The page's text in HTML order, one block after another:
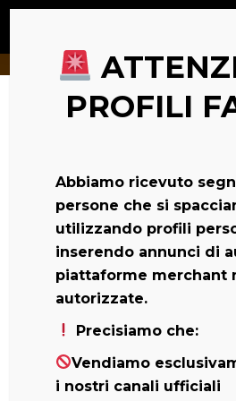
Tu sei qui:
Home Project KGM |
PROFILI
Abbiamo ricevuto
persone che si
utilizzando profili
inserendo annunci di
piattaforme merchant
autorizzate.
Precisiamo che:
Vendiamo
i nostri canali ufficiali